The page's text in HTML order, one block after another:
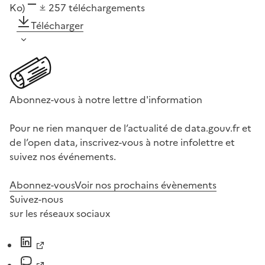
Ko)
257 téléchargements
Télécharger
Abonnez-vous à notre lettre d'information
Pour ne rien manquer de l’actualité de data.gouv.fr et
de l’open data, inscrivez-vous à notre infolettre et
suivez nos événements.
Abonnez-vousVoir nos prochains évènements
Suivez-nous
sur les réseaux sociaux